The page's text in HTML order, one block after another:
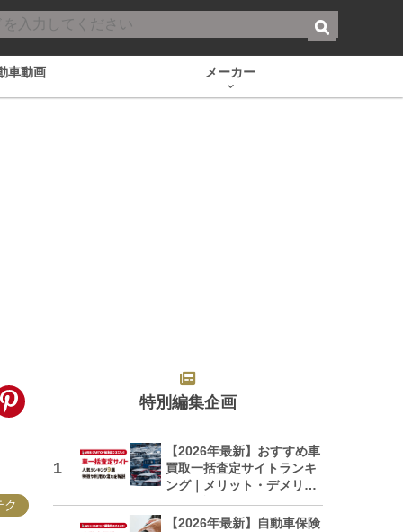
車動画 メーカー
ク
特別編集企画
【2026年最新】おすすめ車
買取一括査定サイトランキ
ング｜メリット・デメリッ
トも解説
【2026年最新】自動車保険